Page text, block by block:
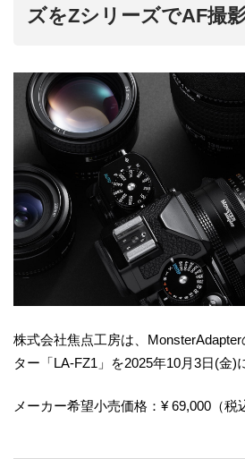
ズをZシリーズでAF撮
株式会社焦点工房は、
ター「LA-FZ1」を2025年10月3日(金)
メーカー希望小売価格：¥ 69,000（税